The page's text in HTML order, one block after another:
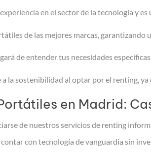
en el sector de la tecnología y es
de las mejores marcas, garantizando
de entender tus necesidades
la sostenibilidad al optar por el renting,
en Madrid:
de nuestros servicios de renting
con tecnología de vanguardia sin